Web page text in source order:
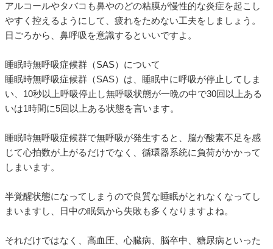
アルコールやタバコも鼻やのどの粘膜が慢性的な炎症を起こし
やすく控えるようにして、疲れをためない工夫をしましょう。
日ごろから、鼻呼吸を意識するといいですよ。
睡眠時無呼吸症候群（SAS）について
睡眠時無呼吸症候群（SAS）は、睡眠中に呼吸が停止してしま
い、10秒以上呼吸停止し無呼吸状態が一晩の中で30回以上ある
いは1時間に5回以上ある状態を言います。
睡眠時無呼吸症候群で無呼吸が発生すると、脳が酸素不足を感
じて心拍数が上がるだけでなく、循環器系統に負荷がかかって
しまいます。
半覚醒状態になってしまうので良質な睡眠がとれなくなってし
まいますし、日中の眠気から失敗も多くなりますよね。
それだけではなく、高血圧、心臓病、脳卒中、糖尿病といった